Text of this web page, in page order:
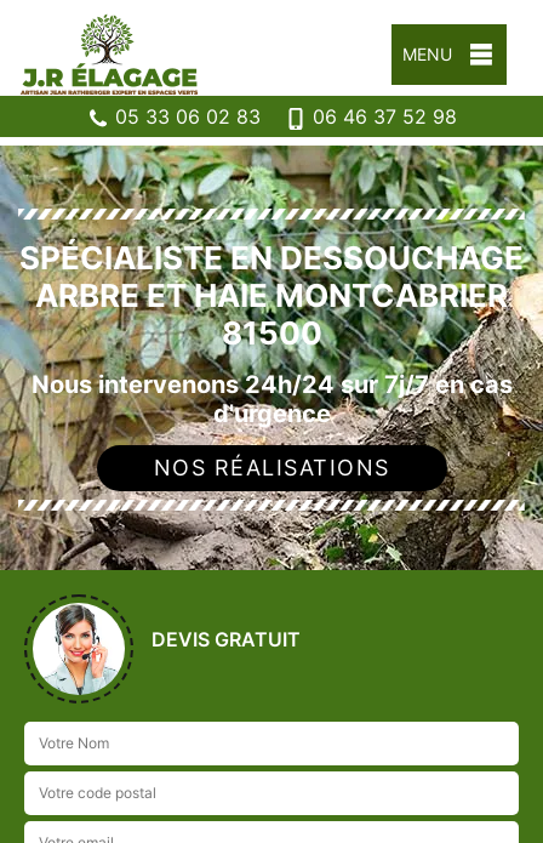
MENU
05 33 06 02 83 06 46 37 52 98
SPÉCIALISTE EN DESSOUCHAGE
ARBRE ET HAIE MONTCABRIER
81500
Nous intervenons 24h/24 sur 7j/7 en cas
d'urgence
NOS RÉALISATIONS
DEVIS GRATUIT